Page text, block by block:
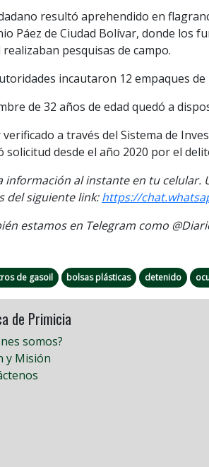
resultó aprehendido en
Páez de Ciudad Bolívar, donde los
realizaban pesquisas de campo.
incautaron 12 empaques
de 32 años de edad quedó a
verificado a través del Sistema de
solicitud desde el año 2020 por el
información al instante en tu celular.
del siguiente link:https://
estamos en Telegram como
de gasoil bolsas plásticas detenido
de Primicia
somos?
y Misión